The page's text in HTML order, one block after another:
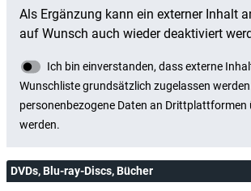
DVDs, Blu-ray-Discs, Bücher